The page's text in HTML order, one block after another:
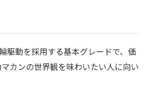
駆動を採用する基本グレードで、価
カンの世界観を味わいたい人に向い